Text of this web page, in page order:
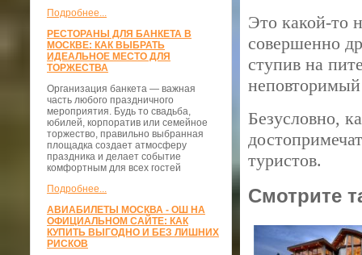
Подробнее...
РЕСТОРАНЫ ДЛЯ БАНКЕТА В
МОСКВЕ: КАК ВЫБРАТЬ
ИДЕАЛЬНОЕ МЕСТО ДЛЯ
ТОРЖЕСТВА
Организация банкета — важная
часть любого праздничного
мероприятия. Будь то свадьба,
юбилей, корпоратив или семейное
торжество, правильно выбранная
площадка создает атмосферу
праздника и делает событие
комфортным для всех гостей
Подробнее...
АВИАБИЛЕТЫ МОСКВА - ОШ НА
ОФИЦИАЛЬНОМ САЙТЕ: КАК
КУПИТЬ ВЫГОДНО И БЕЗ ЛИШНИХ
РИСКОВ
Это какой-то
совершенно
ступив на
Безусловно,
туристов.
Смотрите